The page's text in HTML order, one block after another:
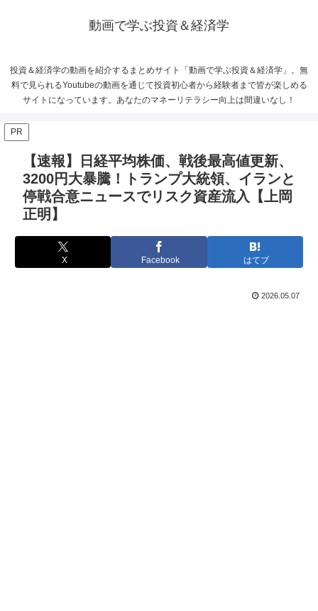
動画で学ぶ投資＆経済学
投資＆経済学の動画を紹介するまとめサイト「動画で学ぶ投資＆経済学」。無
料で見られるYoutubeの動画を通じて投資初心者から経験者まで皆が楽しめる
サイトになっています。あなたのマネーリテラシー向上は間違いなし！
PR
【速報】日経平均株価、戦後最高値更新、
3200円大暴騰！トランプ大統領、イランと
停戦合意ニュースでリスク資産流入【上岡
正明】
X Facebook はてブ
2026.05.07